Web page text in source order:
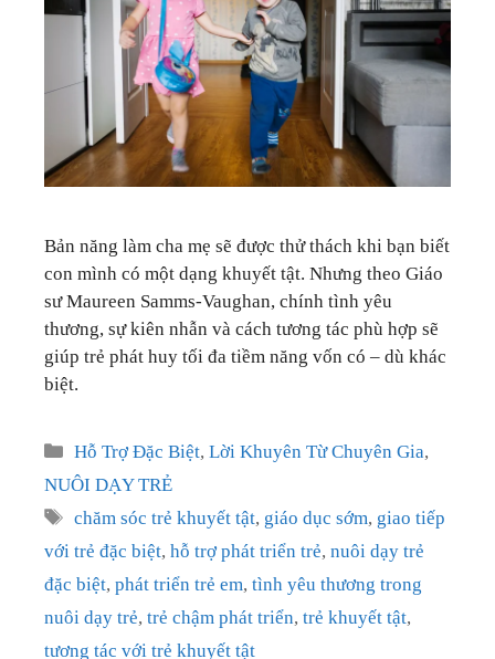
GIÁO DỤC
KỲ NGHỈ & ĐIỂM ĐẾN
QUÀ TẶNG & SỰ KIỆN
LIÊN HỆ
Bản năng làm cha mẹ sẽ được thử thách khi bạn biết
con mình có một dạng khuyết tật. Nhưng theo Giáo
sư Maureen Samms-Vaughan, chính tình yêu
thương, sự kiên nhẫn và cách tương tác phù hợp sẽ
giúp trẻ phát huy tối đa tiềm năng vốn có – dù khác
biệt.
Categories
Hỗ Trợ Đặc Biệt,Lời Khuyên Từ Chuyên Gia,
NUÔI DẠY TRẺ
Tags
chăm sóc trẻ khuyết tật, giáo dục sớm, giao tiếp
với trẻ đặc biệt, hỗ trợ phát triển trẻ, nuôi dạy trẻ
đặc biệt, phát triển trẻ em, tình yêu thương trong
nuôi dạy trẻ, trẻ chậm phát triển, trẻ khuyết tật,
tương tác với trẻ khuyết tật